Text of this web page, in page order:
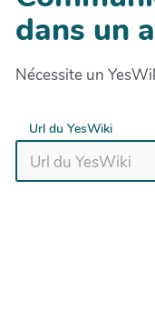
dans un
Nécessite un
Url du YesWiki